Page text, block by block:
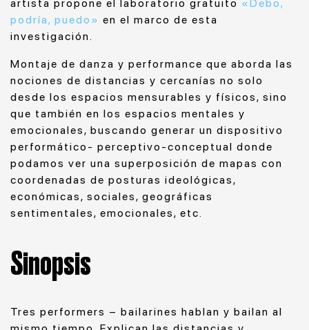
artista propone el laboratorio gratuito «Debo,
podría, puedo» en el marco de esta
investigación.
Montaje de danza y performance que aborda las
nociones de distancias y cercanías no solo
desde los espacios mensurables y físicos, sino
que también en los espacios mentales y
emocionales, buscando generar un dispositivo
performático- perceptivo-conceptual donde
podamos ver una superposición de mapas con
coordenadas de posturas ideológicas,
económicas, sociales, geográficas
sentimentales, emocionales, etc.
Sinopsis
Tres performers – bailarines hablan y bailan al